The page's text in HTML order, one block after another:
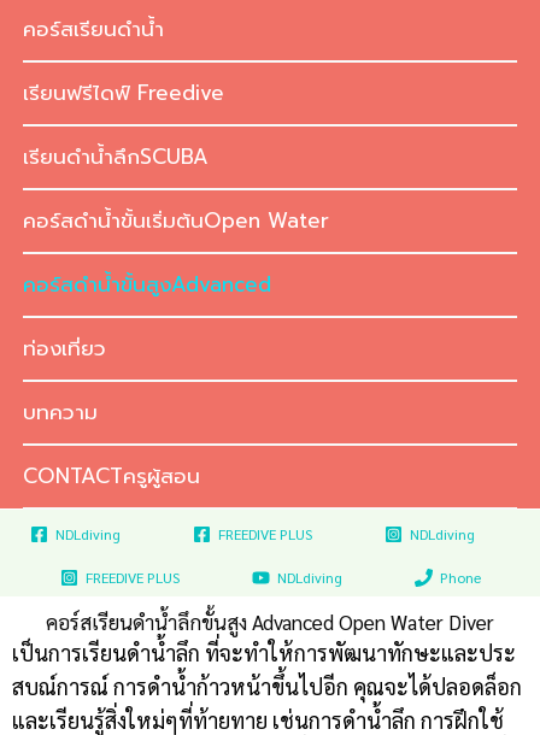
content
คอร์สเรียนดำน้ำ
เรียนฟรีไดฟ์ Freedive
เรียนดำน้ำลึกSCUBA
คอร์สดำน้ำขั้นเริ่มต้นOpen Water
คอร์สดำน้ำขั้นสูงAdvanced
ท่องเที่ยว
บทความ
CONTACTครูผู้สอน
NDLdiving FREEDIVE PLUS NDLdiving
FREEDIVE PLUS NDLdiving Phone
คอร์สเรียนดำน้ำลึกขั้นสูง Advanced Open Water Diver
เป็นการเรียนดำน้ำลึก ที่จะทำให้การพัฒนาทักษะและประ
สบณ์การณ์ การดำน้ำก้าวหน้าขึ้นไปอีก คุณจะได้ปลอดล็อก
และเรียนรู้สิ่งใหม่ๆที่ท้ายทาย เช่นการดำน้ำลึก การฝึกใช้